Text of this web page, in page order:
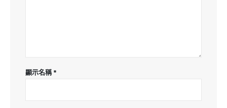
顯示名稱*